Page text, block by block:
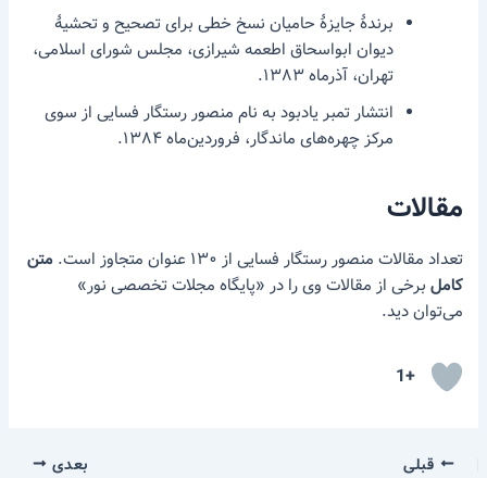
برندهٔ جایزهٔ حامیان نسخ خطی برای تصحیح و تحشیهٔ
دیوان ابواسحاق اطعمه شیرازی، مجلس شورای اسلامی،
تهران، آذرماه ۱۳۸۳.
انتشار تمبر یادبود به نام منصور رستگار فسایی از سوی
مرکز چهره‌های ماندگار، فروردین‌ماه ۱۳۸۴.
مقالات
تعداد مقالات منصور رستگار فسایی از ۱۳۰ عنوان متجاوز است.
متن
کامل برخی از مقالات وی را در «پایگاه مجلات تخصصی نور»
می‌توان دید.
+1
قبلی بعدی